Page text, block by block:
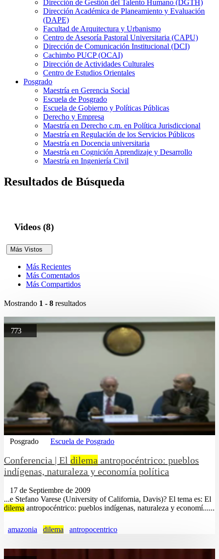
Dirección de Gestión del Talento Humano (DGTH)
Dirección Académica de Planeamiento y Evaluación
(DAPE)
Facultad de Arquitectura y Urbanismo
Centro de Asesoría Pastoral Universitaria (CAPU)
Dirección de Comunicación Institucional (DCI)
Cachimbo PUCP (OCAI)
Dirección de Actividades Culturales
Centro de Estudios Orientales
Posgrado
Maestría en Gerencia Social
Escuela de Posgrado
Escuela de Gobierno y Políticas Públicas
Derecho y Empresa
Maestría en Derecho c.m. en Política Jurisdiccional
Maestría en Regulación de los Servicios Públicos
Maestría en Docencia universitaria
Maestría en Cognición Aprendizaje y Desarrollo
Maestría en Ingeniería Civil
Resultados de Búsqueda
Videos (8)
Más Vistos
Más Recientes
Más Comentados
Más Compartidos
Mostrando 1 - 8 resultados
773
Posgrado Escuela de Posgrado
Conferencia | El dilema antropocéntrico: pueblos
indígenas, naturaleza y economía política
17 de Septiembre de 2009
...e Stefano Varese (University of California, Davis)? El tema es: El
dilema antropocéntrico: pueblos indígenas, naturaleza y economí......
amazonia dilema antropocentrico